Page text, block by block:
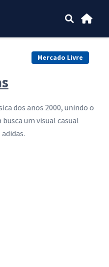
Mercado Livre
dos anos 2000, unindo o
um visual casual